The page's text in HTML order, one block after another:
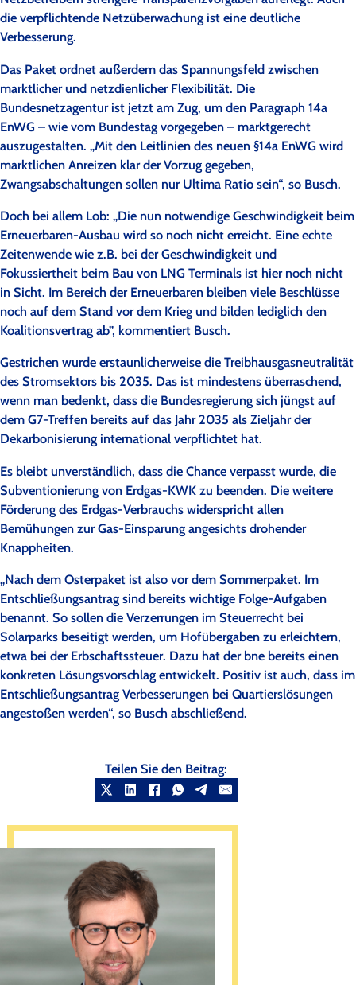
die verpflichtende Netzüberwachung ist eine deutliche
Verbesserung.
Das Paket ordnet außerdem das Spannungsfeld zwischen
marktlicher und netzdienlicher Flexibilität. Die
Bundesnetzagentur ist jetzt am Zug, um den Paragraph 14a
EnWG – wie vom Bundestag vorgegeben – marktgerecht
auszugestalten. „Mit den Leitlinien des neuen §14a EnWG wird
marktlichen Anreizen klar der Vorzug gegeben,
Zwangsabschaltungen sollen nur Ultima Ratio sein“, so Busch.
Doch bei allem Lob: „Die nun notwendige Geschwindigkeit beim
Erneuerbaren-Ausbau wird so noch nicht erreicht. Eine echte
Zeitenwende wie z.B. bei der Geschwindigkeit und
Fokussiertheit beim Bau von LNG Terminals ist hier noch nicht
in Sicht. Im Bereich der Erneuerbaren bleiben viele Beschlüsse
noch auf dem Stand vor dem Krieg und bilden lediglich den
Koalitionsvertrag ab”, kommentiert Busch.
Gestrichen wurde erstaunlicherweise die Treibhausgasneutralität
des Stromsektors bis 2035. Das ist mindestens überraschend,
wenn man bedenkt, dass die Bundesregierung sich jüngst auf
dem G7-Treffen bereits auf das Jahr 2035 als Zieljahr der
Dekarbonisierung international verpflichtet hat.
Es bleibt unverständlich, dass die Chance verpasst wurde, die
Subventionierung von Erdgas-KWK zu beenden. Die weitere
Förderung des Erdgas-Verbrauchs widerspricht allen
Bemühungen zur Gas-Einsparung angesichts drohender
Knappheiten.
„Nach dem Osterpaket ist also vor dem Sommerpaket. Im
Entschließungsantrag sind bereits wichtige Folge-Aufgaben
benannt. So sollen die Verzerrungen im Steuerrecht bei
Solarparks beseitigt werden, um Hofübergaben zu erleichtern,
etwa bei der Erbschaftssteuer. Dazu hat der bne bereits einen
konkreten Lösungsvorschlag entwickelt. Positiv ist auch, dass im
Entschließungsantrag Verbesserungen bei Quartierslösungen
angestoßen werden“, so Busch abschließend.
Teilen Sie den Beitrag: